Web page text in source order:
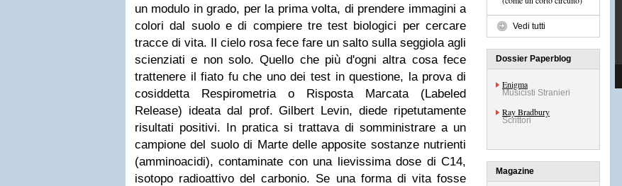
un modulo in grado, per la prima volta, di prendere immagini a
colori dal suolo e di compiere tre test biologici per cercare
tracce di vita. Il cielo rosa fece fare un salto sulla seggiola agli
scienziati e non solo. Quello che più d'ogni altra cosa fece
trattenere il fiato fu che uno dei test in questione, la prova di
cosiddetta Respirometriao Risposta Marcata(Labeled
Release) ideata dal prof. Gilbert Levin, diede ripetutamente
risultati positivi. In pratica si trattava di somministrare a un
campione del suolo di Marte delle apposite sostanze nutrienti
(amminoacidi), contaminate con una lievissima dose di C14,
isotopo radioattivo del carbonio. Se una forma di vita fosse
Vedi tutti
Dossier Paperblog
Enigma
Musicisti Stranieri
Ray Bradbury
Scrittori
Magazine